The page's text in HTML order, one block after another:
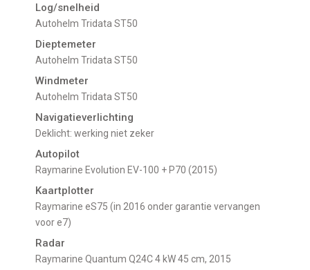
Log/snelheid
Autohelm Tridata ST50
Dieptemeter
Autohelm Tridata ST50
Windmeter
Autohelm Tridata ST50
Navigatieverlichting
Deklicht: werking niet zeker
Autopilot
Raymarine Evolution EV-100 + P70 (2015)
Kaartplotter
Raymarine eS75 (in 2016 onder garantie vervangen
voor e7)
Radar
Raymarine Quantum Q24C 4 kW 45 cm, 2015